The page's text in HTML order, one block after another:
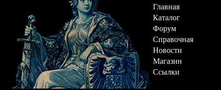
Главная
Каталог
Форум
Справочная
Новости
Магазин
Ссылки